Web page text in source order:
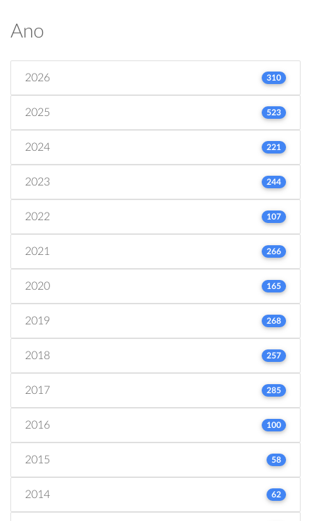
Ano
2026 310
2025 523
2024 221
2023 244
2022 107
2021 266
2020 165
2019 268
2018 257
2017 285
2016 100
2015 58
2014 62